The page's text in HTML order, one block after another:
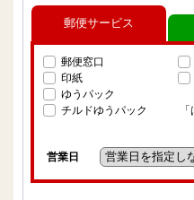
郵便サービス
郵便窓口
印紙
ゆうパック
チルドゆうパック
営業日